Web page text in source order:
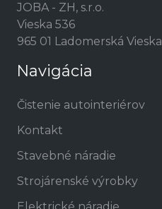
JOBA - ZH, s.r.o.
Vieska 536
965 01 Ladomerská Vieska
Navigácia
Čistenie autointeriérov
Kontakt
Stavebné náradie
Strojárenské výrobky